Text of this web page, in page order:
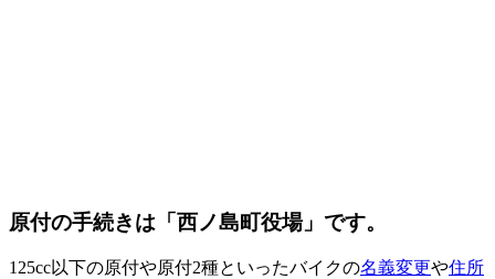
原付の手続きは「西ノ島町役場」です。
125cc以下の原付や原付2種といったバイクの名義変更や住所